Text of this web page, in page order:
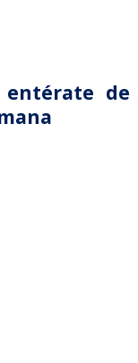
entérate de